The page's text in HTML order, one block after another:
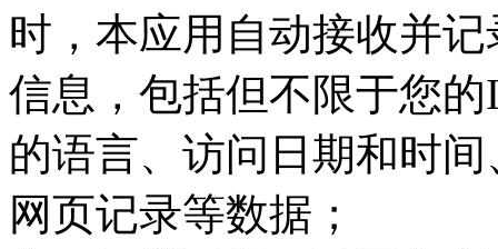
时，本应用自动接收并
信息，包括但不限于您
的语言、访问日期和时
网页记录等数据；